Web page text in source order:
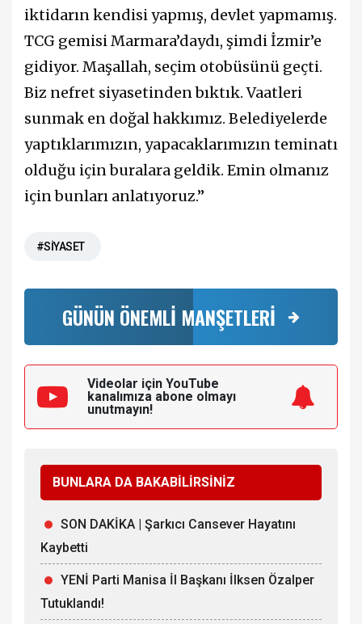
iktidarın kendisi yapmış, devlet yapmamış.
TCG gemisi Marmara’daydı, şimdi İzmir’e
gidiyor. Maşallah, seçim otobüsünü geçti.
Biz nefret siyasetinden bıktık. Vaatleri
sunmak en doğal hakkımız. Belediyelerde
yaptıklarımızın, yapacaklarımızın teminatı
olduğu için buralara geldik. Emin olmanız
için bunları anlatıyoruz.”
#SİYASET
GÜNÜN ÖNEMLİ MANŞETLERİ
Videolar için YouTube
kanalımıza abone olmayı
unutmayın!
BUNLARA DA BAKABİLİRSİNİZ
SON DAKİKA | Şarkıcı Cansever Hayatını
Kaybetti
YENİ Parti Manisa İl Başkanı İlksen Özalper
Tutuklandı!